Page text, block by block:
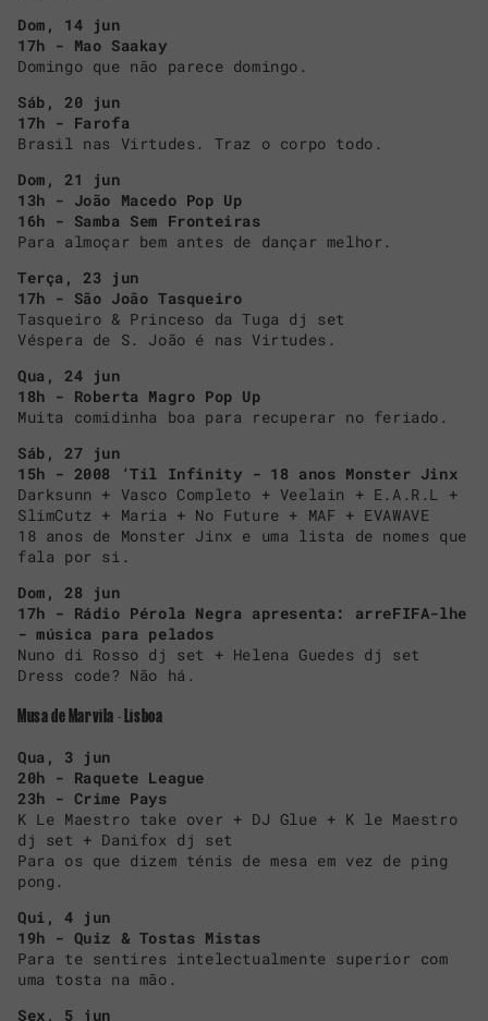
Dom, 14 jun
17h - Mao Saakay
Domingo que não parece domingo.
Sáb, 20 jun
17h - Farofa
Brasil nas Virtudes. Traz o corpo todo.
Dom, 21 jun
13h - João Macedo Pop Up
16h - Samba Sem Fronteiras
Para almoçar bem antes de dançar melhor.
Terça, 23 jun
17h - São João Tasqueiro
Tasqueiro & Princeso da Tuga dj set
Véspera de S. João é nas Virtudes.
Qua, 24 jun
18h - Roberta Magro Pop Up
Muita comidinha boa para recuperar no feriado.
Sáb, 27 jun
15h - 2008 ‘Til Infinity - 18 anos Monster Jinx
Darksunn + Vasco Completo + Veelain + E.A.R.L +
SlimCutz + Maria + No Future + MAF + EVAWAVE
18 anos de Monster Jinx e uma lista de nomes que
fala por si.
Dom, 28 jun
17h - Rádio Pérola Negra apresenta: arreFIFA-lhe
- música para pelados
Nuno di Rosso dj set + Helena Guedes dj set
Dress code? Não há.
Musa de Marvila - Lisboa
Qua, 3 jun
20h - Raquete League
23h - Crime Pays
K Le Maestro take over + DJ Glue + K le Maestro
dj set + Danifox dj set
Para os que dizem ténis de mesa em vez de ping
pong.
Qui, 4 jun
19h - Quiz & Tostas Mistas
Para te sentires intelectualmente superior com
uma tosta na mão.
Sex, 5 jun